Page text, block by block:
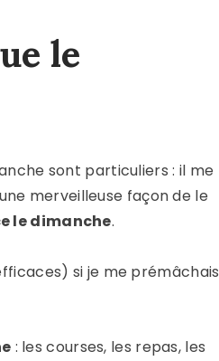
le
sont particuliers : il me
merveilleuse façon de le
le dimanche.
si je me prémâchais
: les courses, les repas, les